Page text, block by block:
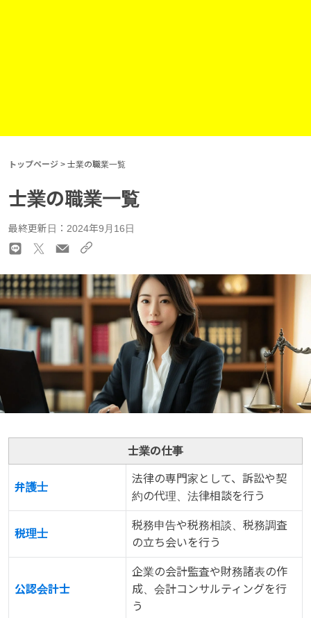
トップページ > 士業の職業一覧
士業の職業一覧
最終更新日：2024年9月16日
士業の仕事
弁護士
法律の専門家として、訴訟や契
約の代理、法律相談を行う
税理士
税務申告や税務相談、税務調査
の立ち会いを行う
公認会計士
企業の会計監査や財務諸表の作
成、会計コンサルティングを行
う